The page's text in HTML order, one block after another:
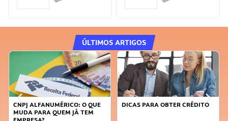
ÚLTIMOS ARTIGOS
DICAS PARA OBTER CRÉDITO
FAÇA A DIFERENÇA: SEJA